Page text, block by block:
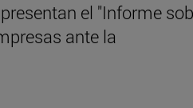
el "Informe
ante la